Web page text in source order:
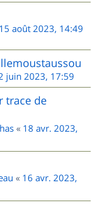
15 août 2023, 14:49
juin 2023, 17:59
trace de
« 18 avr. 2023,
« 16 avr. 2023,